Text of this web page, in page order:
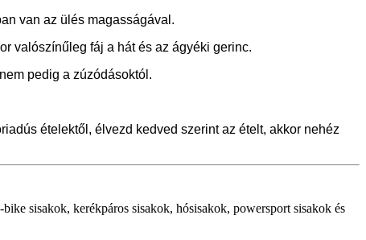
van az ülés magasságával.
valószínűleg fáj a hát és az ágyéki gerinc.
pedig a zúzódásoktól.
ételektől, élvezd kedved szerint az ételt, akkor nehéz
sisakok, kerékpáros sisakok, hósisakok, powersport sisakok és